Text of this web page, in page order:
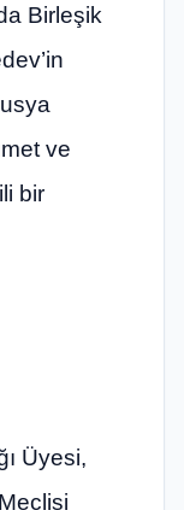
Birleşik
ve
bir
Üyesi,